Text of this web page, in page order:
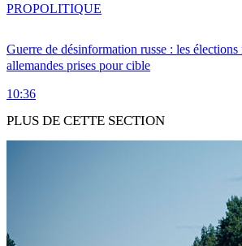
Guerre de désinformation russe : les
allemandes prises pour cible
10:36
PROPOLITIQUE
PLUS DE CETTE SECTION